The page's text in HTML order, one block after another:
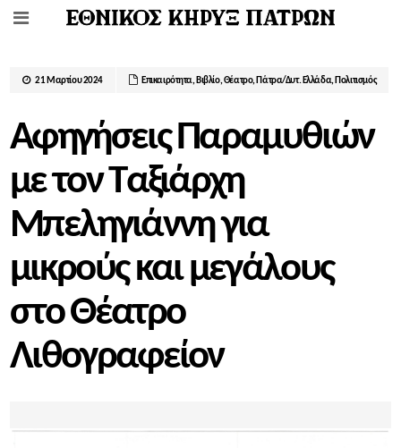
21 Μαρτίου 2024 Επικαιρότητα, Βιβλίο,Θέατρο, Πάτρα/Δυτ. Ελλάδα, Πολιτισμός
Αφηγήσεις Παραμυθιών
με τον Ταξιάρχη
Μπεληγιάννη για
μικρούς και μεγάλους
στο Θέατρο
Λιθογραφείον